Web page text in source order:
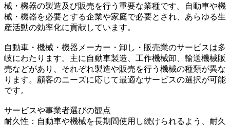
械・機器の製造及び販売を行う重要な業種です。自動車や機
械・機器を必要とする企業や家庭で必要とされ、あらゆる生
産活動の効率化に貢献しています。
自動車・機械・機器メーカー・卸し・販売業のサービスは多
岐にわたります。主に自動車製造、工作機械卸、輸送機械販
売などがあり、それぞれ製造や販売を行う機械の種類が異な
ります。顧客のニーズに応じて最適なサービスの選択が可能
です。
サービスや事業者選びの観点
耐久性：自動車や機械を長期間使用し続けられるよう、耐久